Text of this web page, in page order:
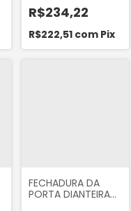
LADO ESQUERDO
DO RENAULT
SANDERO 2007...
LOGAN 2007...
MARCA ORI 8559
R$234,22
R$222,51 com Pix
FECHADURA DA
PORTA DIANTEIRA